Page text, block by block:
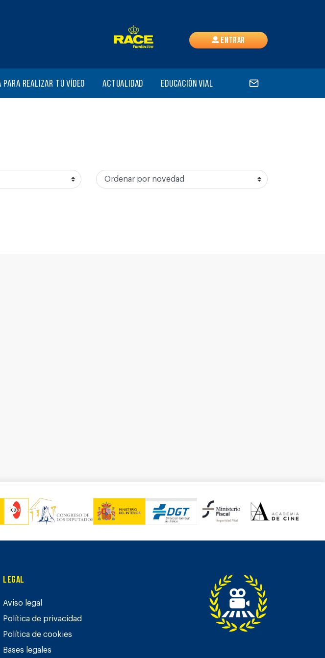
Entrar
para realizar tu vídeo Actualidad Educación vial
Legal
Aviso legal
Política de privacidad
Política de cookies
Bases legales